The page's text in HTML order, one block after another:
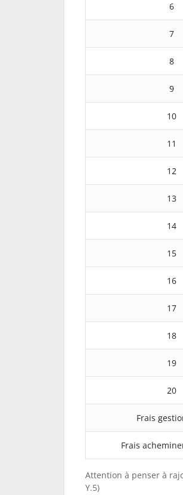
6
7
8
9
10
11
12
13
14
15
16
17
18
19
20
Frais
Frais
Attention à penser à
Y.5)